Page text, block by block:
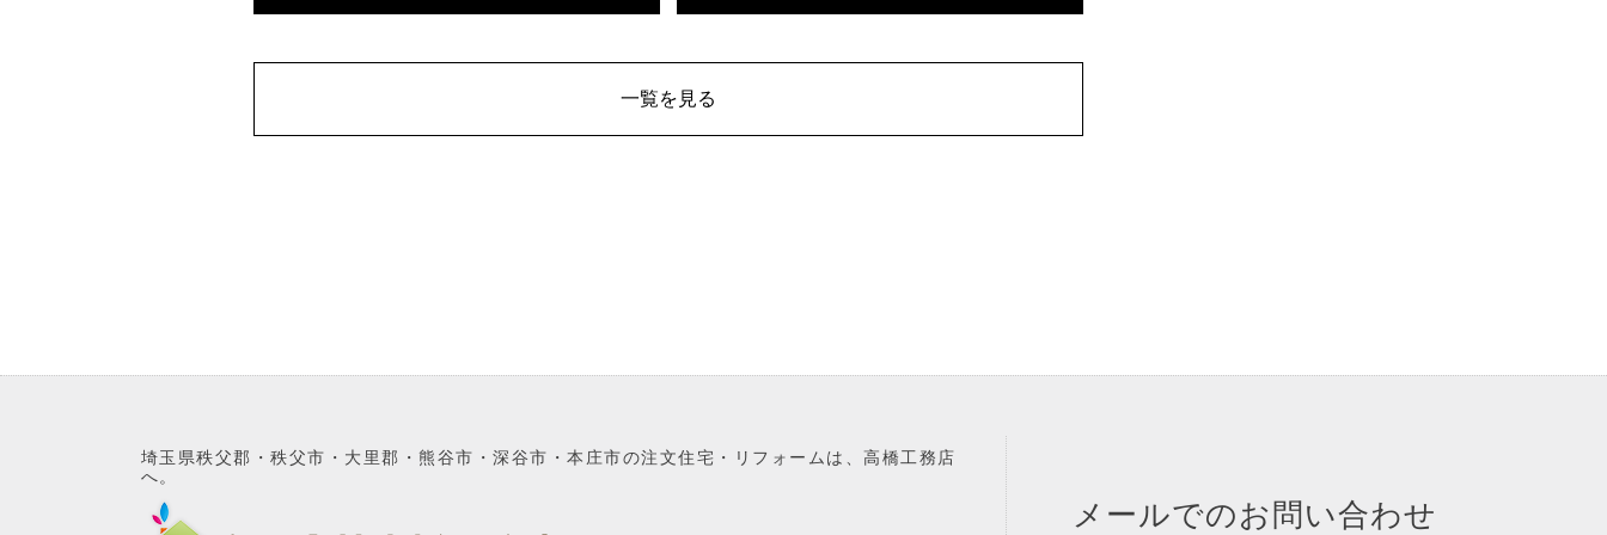
一覧を見る
埼玉県秩父郡・秩父市・大里郡・熊谷市・深谷市・本庄市の注文住宅・リフォームは、高橋工務店
へ。
メールでのお問い合わせ